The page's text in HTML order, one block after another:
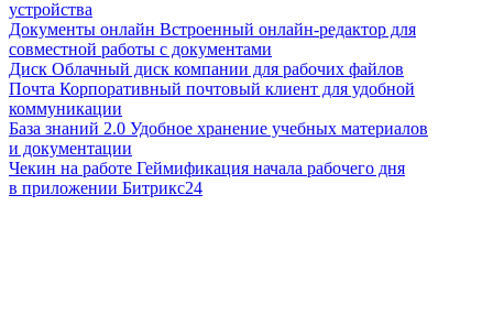
устройства
Документы онлайн Встроенный онлайн-редактор для
совместной работы с документами
Диск Облачный диск компании для рабочих файлов
Почта Корпоративный почтовый клиент для удобной
коммуникации
База знаний 2.0 Удобное хранение учебных материалов
и документации
Чекин на работе Геймификация начала рабочего дня
в приложении Битрикс24